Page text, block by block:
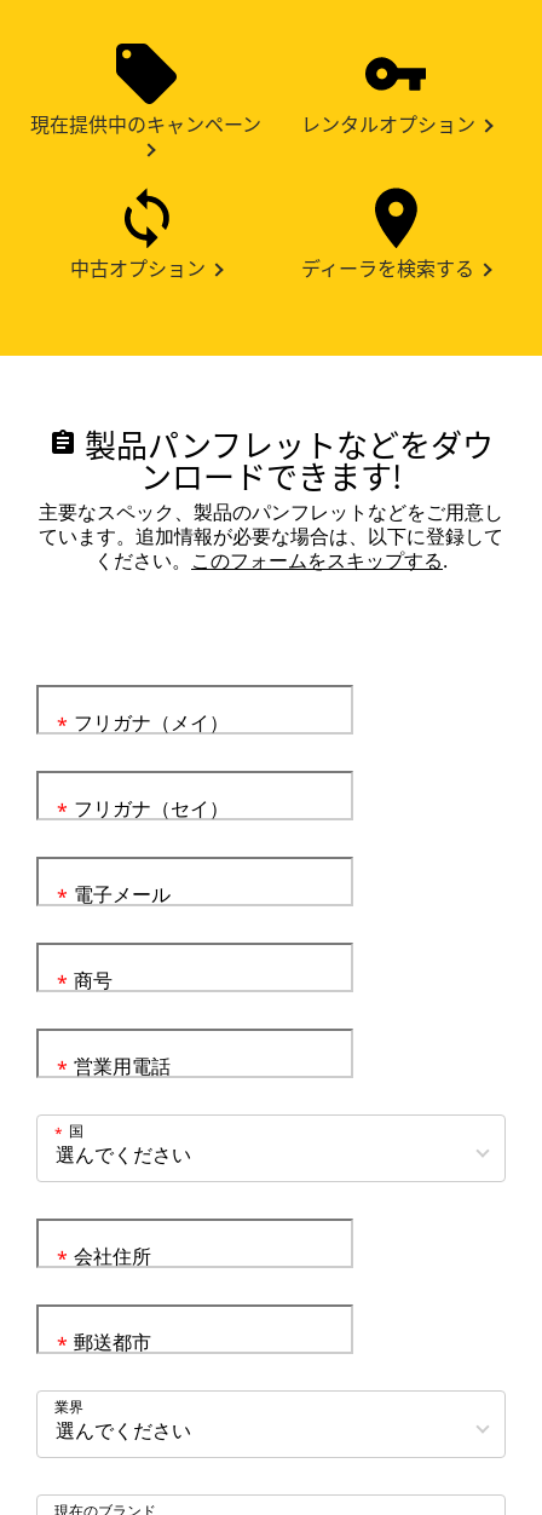
現在提供中のキャンペーン レンタルオプション
中古オプション ディーラを検索する
assignment 製品パンフレットなどをダウ
ンロードできます!
主要なスペック、製品のパンフレットなどをご用意し
ています。追加情報が必要な場合は、以下に登録して
ください。 このフォームをスキップする.
フリガナ（メイ）
*
フリガナ（セイ）
*
電子メール
*
商号
*
営業用電話
*
国
*
会社住所
*
郵送都市
*
業界